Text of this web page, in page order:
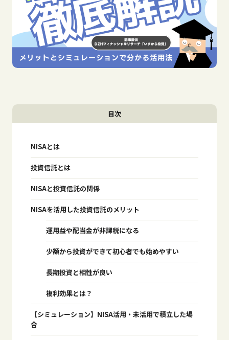
目次
NISAとは
投資信託とは
NISAと投資信託の関係
NISAを活用した投資信託のメリット
運用益や配当金が非課税になる
少額から投資ができて初心者でも始めやすい
長期投資と相性が良い
複利効果とは？
【シミュレーション】NISA活用・未活用で積立した場
合